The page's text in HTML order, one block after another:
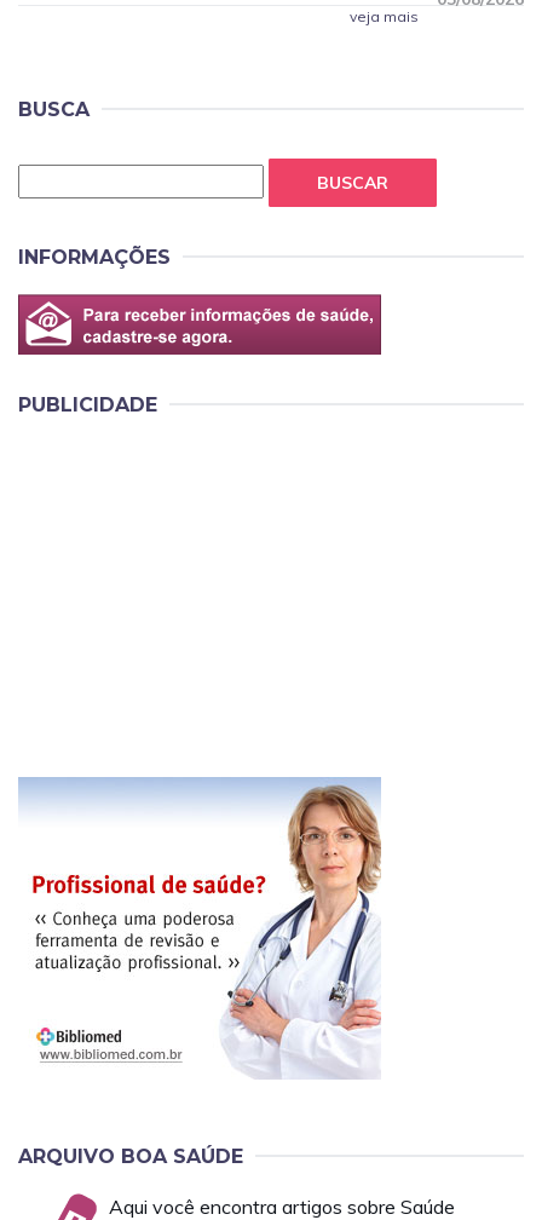
veja mais
BUSCA
BUSCAR
INFORMAÇÕES
PUBLICIDADE
ARQUIVO BOA SAÚDE
Aqui você encontra artigos sobre Saúde